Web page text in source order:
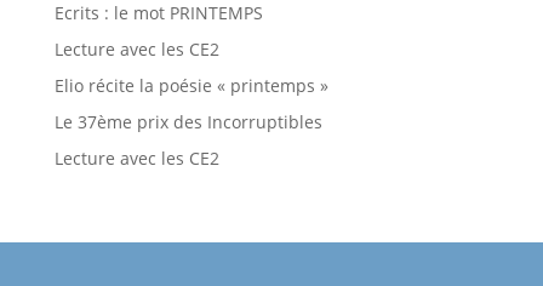
Ecrits : le mot PRINTEMPS
Lecture avec les CE2
Elio récite la poésie « printemps »
Le 37ème prix des Incorruptibles
Lecture avec les CE2